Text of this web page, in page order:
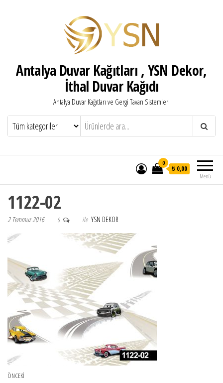
Antalya Duvar Kağıtları , YSN Dekor,
İthal Duvar Kağıdı
Antalya Duvar Kağıtları ve Gergi Tavan Sistemleri
Menü
0
₺ 0,00
1122-02
2 Temmuz 2016 0 ile YSN DEKOR
Yazı gezinmesi
Önceki Yazı
ÖNCEKI